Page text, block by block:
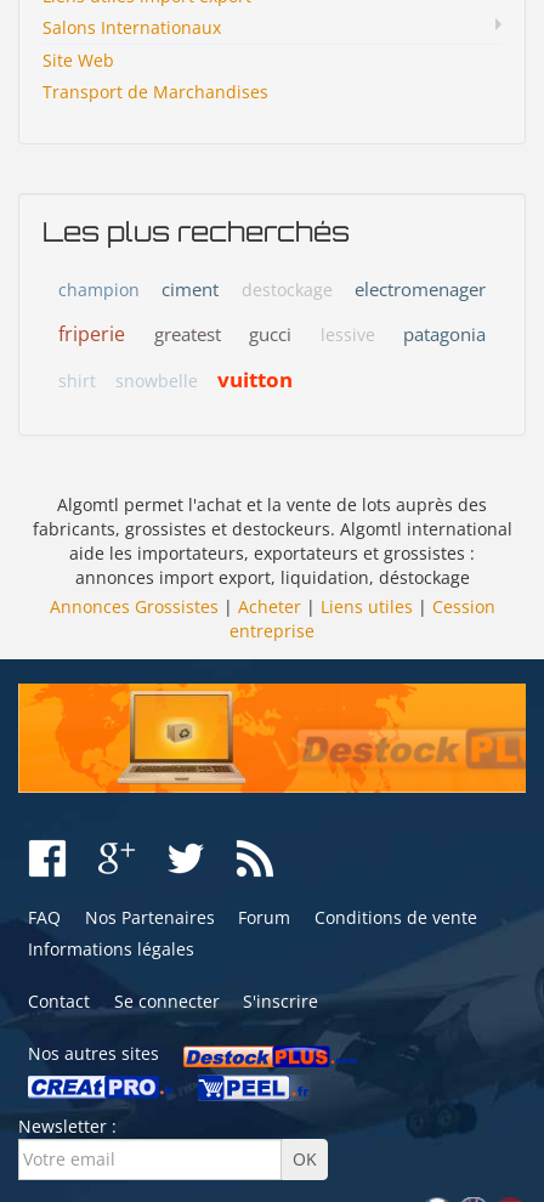
Salons Internationaux
Site Web
Transport de Marchandises
Les plus recherchés
champion ciment destockage electromenager
friperie greatest gucci lessive patagonia
shirt snowbelle vuitton
Algomtl permet l'achat et la vente de lots auprès des
fabricants, grossistes et destockeurs. Algomtl international
aide les importateurs, exportateurs et grossistes :
annonces import export, liquidation, déstockage
Annonces Grossistes | Acheter| Liens utiles | Cession
entreprise
FAQ Nos Partenaires Forum
Conditions de vente
Informations légales
Contact Se connecter S'inscrire
Nos autres sites
Newsletter :